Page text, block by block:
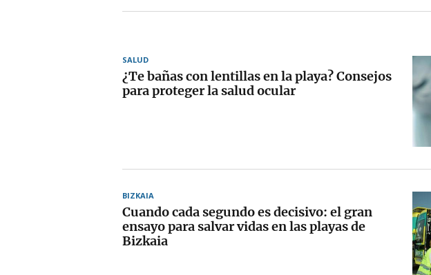
SALUD
¿Te bañas con lentillas en la playa? Consejos
para proteger la salud ocular
BIZKAIA
Cuando cada segundo es decisivo: el gran
ensayo para salvar vidas en las playas de
Bizkaia